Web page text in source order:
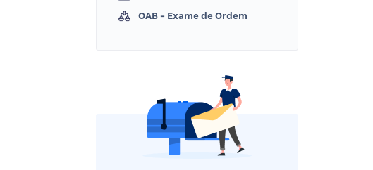
OAB - Exame de Ordem